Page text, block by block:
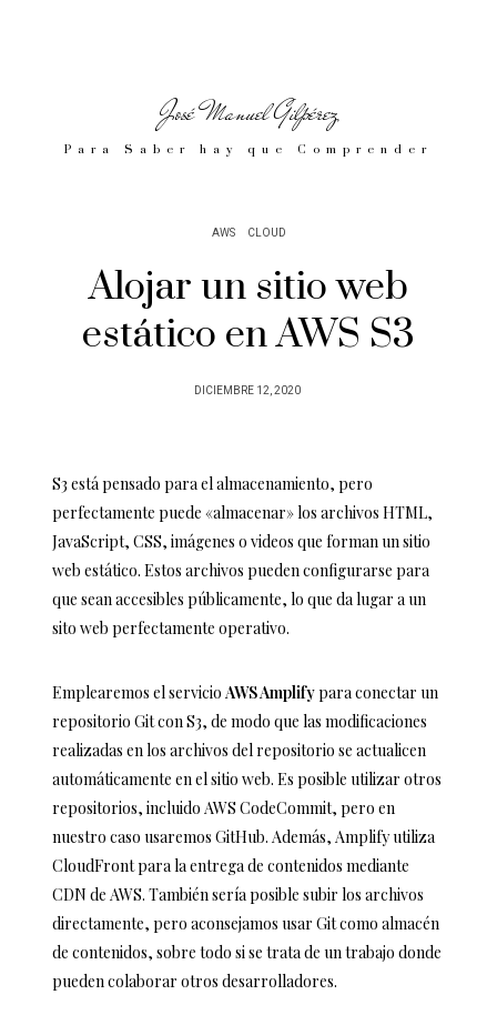
José Manuel Gilpérez
Para Saber hay que Comprender
AWS CLOUD
Alojar un sitio web
estático en AWS S3
POSTED
DICIEMBRE 12, 2020
S3 está pensado para el almacenamiento, pero
perfectamente puede «almacenar» los archivos HTML,
JavaScript, CSS, imágenes o videos que forman un sitio
web estático. Estos archivos pueden configurarse para
que sean accesibles públicamente, lo que da lugar a un
sito web perfectamente operativo.
Emplearemos el servicio AWS Amplifypara conectar un
repositorio Git con S3, de modo que las modificaciones
realizadas en los archivos del repositorio se actualicen
automáticamente en el sitio web. Es posible utilizar otros
repositorios, incluido AWS CodeCommit, pero en
nuestro caso usaremos GitHub. Además, Amplify utiliza
CloudFront para la entrega de contenidos mediante
CDN de AWS. También sería posible subir los archivos
directamente, pero aconsejamos usar Git como almacén
de contenidos, sobre todo si se trata de un trabajo donde
pueden colaborar otros desarrolladores.